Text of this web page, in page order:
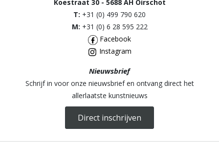
Koestraat 30 - 5688 AH Oirschot
T: +31 (0) 499 790 620
M: +31 (0) 6 28 595 222
Facebook
Instagram
Nieuwsbrief
Schrijf in voor onze nieuwsbrief en ontvang direct het
allerlaatste kunstnieuws
Direct inschrijven